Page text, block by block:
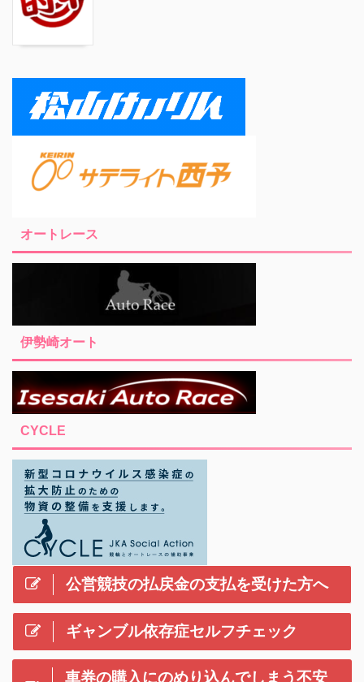
オートレース
伊勢崎オート
CYCLE
公営競技の払戻金の支払を受けた方へ
ギャンブル依存症セルフチェック
車券の購入にのめり込んでしまう不安